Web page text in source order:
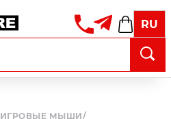
RU
ИГРОВЫЕ МЫШИ/